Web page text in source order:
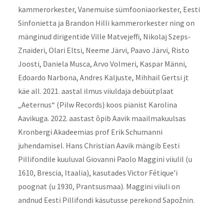
kammerorkester, Vanemuise sümfooniaorkester, Eesti
Sinfonietta ja Brandon Hilli kammerorkester ning on
mänginud dirigentide Ville Matvejeffi, Nikolaj Szeps-
Znaideri, Olari Eltsi, Neeme Järvi, Paavo Järvi, Risto
Joosti, Daniela Musca, Arvo Volmeri, Kaspar Männi,
Edoardo Narbona, Andres Kaljuste, Mihhail Gertsi jt
käe all. 2021. aastal ilmus viiuldaja debüütplaat
„Aeternus“ (Pilw Records) koos pianist Karolina
Aavikuga. 2022. aastast õpib Aavik maailmakuulsas
Kronbergi Akadeemias prof Erik Schumanni
juhendamisel. Hans Christian Aavik mängib Eesti
Pillifondile kuuluval Giovanni Paolo Maggini viiulil (u
1610, Brescia, Itaalia), kasutades Victor Fétique’i
poognat (u 1930, Prantsusmaa). Maggini viiuli on
andnud Eesti Pillifondi käsutusse perekond Sapožnin.